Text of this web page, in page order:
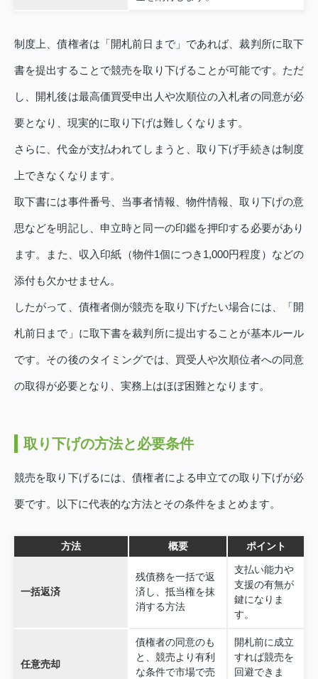
制度上、債権者は「開札前日まで」であれば、裁判所に取下
書を提出することで競売を取り下げることが可能です。ただ
し、開札後は最高価買受申出人や次順位の入札者の同意が必
要となり、現実的に取り下げは難しくなります。
さらに、代金が支払われてしまうと、取り下げ手続きは制度
上できなくなります。
取下書には事件番号、当事者情報、物件情報、取り下げの意
思などを明記し、申立時と同一の印鑑を押印する必要があり
ます。また、収入印紙（物件1個につき1,000円程度）などの
添付も欠かせません。
したがって、債権者側が競売を取り下げたい場合には、「開
札前日まで」に取下書を裁判所に提出することが基本ルール
です。その後のタイミングでは、買受人や次順位者への同意
の取得が必要となり、実務上はほぼ困難となります。
取り下げの方法と必要条件
競売を取り下げるには、債権者による申立ての取り下げが必
要です。以下に代表的な方法とその条件をまとめます。
方法 概要 ポイント
一括返済
残債務を一括で返
済し、抵当権を抹
消する方法
支払い能力や
支援の有無が
鍵になりま
す。
任意売却
債権者の同意のも
と、競売より有利
な条件で市場で売
開札前に成立
すれば競売を
回避できま